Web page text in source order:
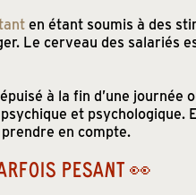
en étant soumis à des
Le cerveau des salariés
à la fin d’une
et psychologique.
en compte.
PESANT 👀